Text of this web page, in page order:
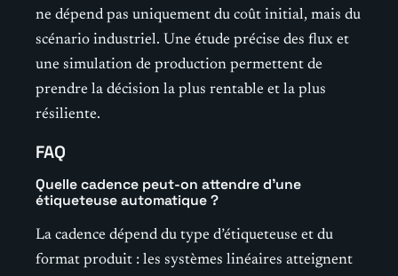
ne dépend pas uniquement du coût initial, mais du
scénario industriel. Une étude précise des flux et
une simulation de production permettent de
prendre la décision la plus rentable et la plus
résiliente.
FAQ
Quelle cadence peut-on attendre d’une
étiqueteuse automatique ?
La cadence dépend du type d’étiqueteuse et du
format produit : les systèmes linéaires atteignent